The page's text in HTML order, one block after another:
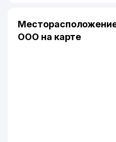
Месторасположение
ООО на карте